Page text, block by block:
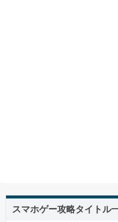
スマホゲー攻略タイトル